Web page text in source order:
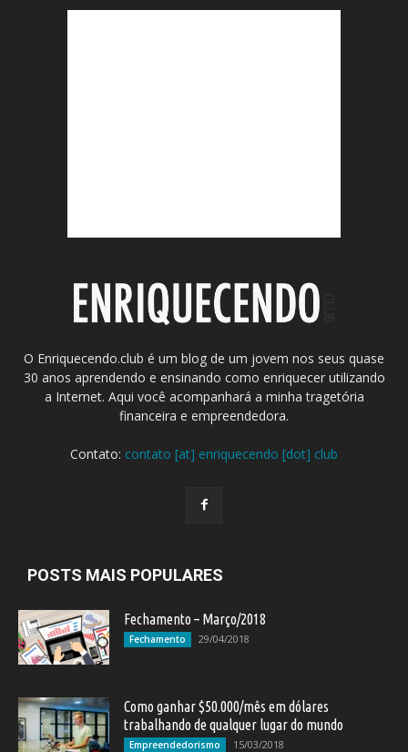
O Enriquecendo.club é um blog de um jovem nos seus quase
30 anos aprendendo e ensinando como enriquecer utilizando
a Internet. Aqui você acompanhará a minha tragetória
financeira e empreendedora.
Contato: contato [at] enriquecendo [dot] club
POSTS MAIS POPULARES
Fechamento – Março/2018
Fechamento 29/04/2018
Como ganhar $50.000/mês em dólares
trabalhando de qualquer lugar do mundo
Empreendedorismo 15/03/2018